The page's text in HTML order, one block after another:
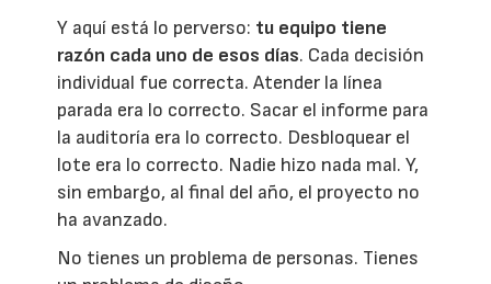
Y aquí está lo perverso: tu equipo tiene
razón cada uno de esos días. Cada decisión
individual fue correcta. Atender la línea
parada era lo correcto. Sacar el informe para
la auditoría era lo correcto. Desbloquear el
lote era lo correcto. Nadie hizo nada mal. Y,
sin embargo, al final del año, el proyecto no
ha avanzado.
No tienes un problema de personas. Tienes